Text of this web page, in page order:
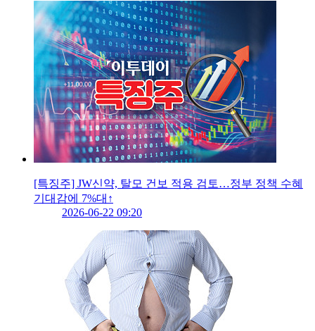
[특징주] JW신약, 탈모 건보 적용 검토…정부 정책 수혜
기대감에 7%대↑
2026-06-22 09:20